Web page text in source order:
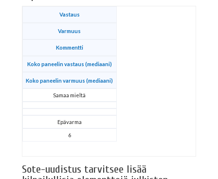
Vastaus
Varmuus
Kommentti
Koko paneelin vastaus (mediaani)
Koko paneelin varmuus (mediaani)
Samaa mieltä
Epävarma
6
Sote-uudistus tarvitsee lisää